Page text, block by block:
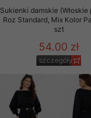
Sukienki damskie (Włoskie
Roz Standard, Mix Kolor
szt
54.00 zł
szczegóły